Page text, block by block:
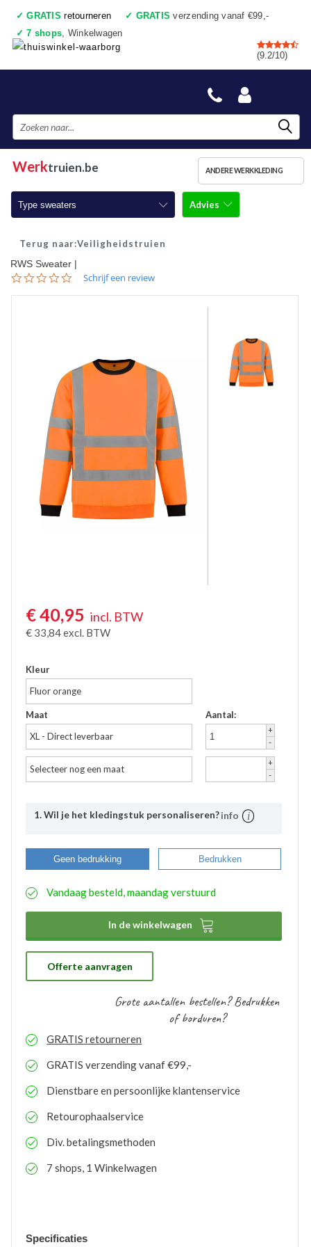
✓ GRATIS retourneren ✓ GRATIS verzending vanaf €99,-
✓ 7 shops, Winkelwagen
✓Voor 17:00 uur besteld, vandaag verzonden
✓Achteraf betalen ✓Ook een échte winkel
(9.2/10)
Werktruien.be ANDERE WERKKLEDING
Type sweaters
Werktruien met ronde hals
Werktruien met ritskraag
Werktruien met capuchon
Polosweaters
Commandotrui
Schipperstrui
Schilderstruien
Fleece trui
Advies
Veiligheidstruien
RWS Sweater |
0.0Schrijf een review
€40,95 incl. BTW
€ 33,84excl. BTW
Kleur
Fluor orange
Maat
XL - Direct leverbaar
Aantal:
+
-
Selecteer nog een maat
+
-
1. Wil je het kledingstuk personaliseren?info
Bij Bevazet kunt u uw bedrijfskleding ook laten
bedrukken. Middels onderstaande stappen kunt u
aangemaakte bedrukkingsprofielen worden
hoeft u bij eventuele nabestellingen niet nogmaals het
proces te doorlopen. De bestelde logo’s kunnen door
ons gratis op voorraad gehouden worden. Bij eventuele
nabestellingen is uw voorraad bekend en kunt u de
logo’s toepassen op elk gewenste artikel.
Geen bedrukking Bedrukken
Vandaag besteld, maandag verstuurd
In de winkelwagen 
Offerte aanvragen
Grote aantallen bestellen? Bedrukken
of borduren?
GRATIS retourneren
GRATIS verzending vanaf €99,-
Dienstbare en persoonlijke klantenservice
Retourophaalservice
Div. betalingsmethoden
7 shops, 1 Winkelwagen
Specificaties